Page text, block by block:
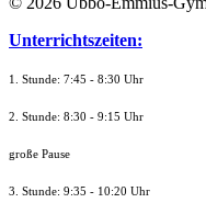
Unterrichtszeiten:
1. Stunde: 7:45 - 8:30 Uhr
2. Stunde: 8:30 - 9:15 Uhr
große Pause
3. Stunde: 9:35 - 10:20 Uhr